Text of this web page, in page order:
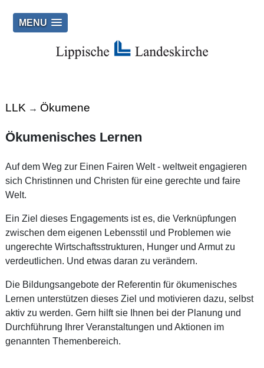
MENU
LLK → Ökumene
Ökumenisches Lernen
Auf dem Weg zur Einen Fairen Welt - weltweit engagieren
sich Christinnen und Christen für eine gerechte und faire
Welt.
Ein Ziel dieses Engagements ist es, die Verknüpfungen
zwischen dem eigenen Lebensstil und Problemen wie
ungerechte Wirtschaftsstrukturen, Hunger und Armut zu
verdeutlichen. Und etwas daran zu verändern.
Die Bildungsangebote der Referentin für ökumenisches
Lernen unterstützen dieses Ziel und motivieren dazu, selbst
aktiv zu werden. Gern hilft sie Ihnen bei der Planung und
Durchführung Ihrer Veranstaltungen und Aktionen im
genannten Themenbereich.